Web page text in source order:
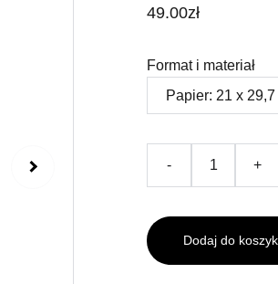
49.00zł
Format i materiał
- +
Dodaj do